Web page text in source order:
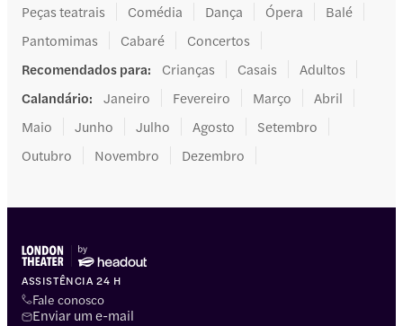
Peças teatrais
Comédia Dança Ópera
Balé
Pantomimas
Cabaré
Concertos
Recomendados para: Crianças Casais
Adultos
Calandário: Janeiro Fevereiro Março
Abril
Maio
Junho Julho Agosto
Setembro
Outubro
Novembro Dezembro
ASSISTÊNCIA 24 H
Fale conosco
Enviar um e-mail